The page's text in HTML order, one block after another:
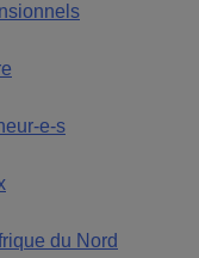
e-s
du Nord